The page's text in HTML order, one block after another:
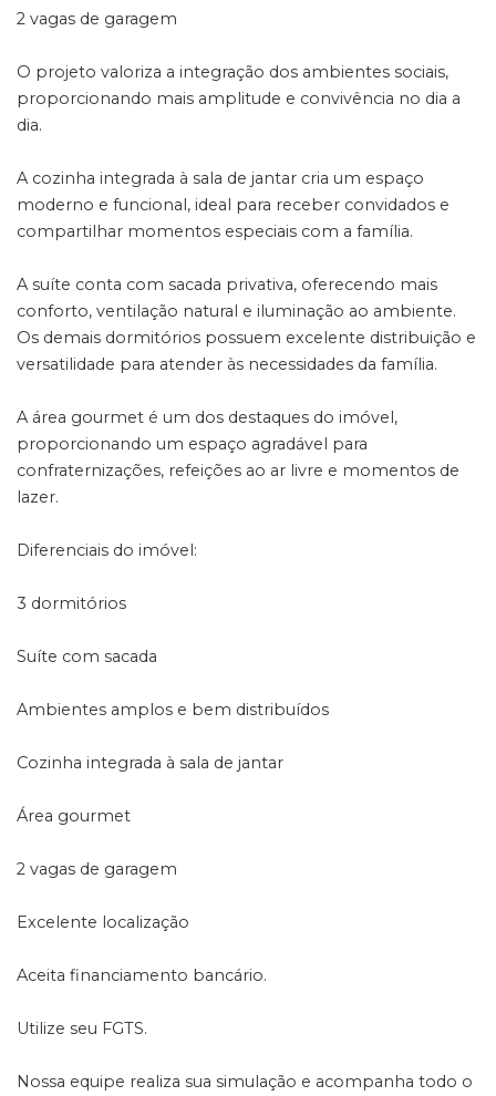
2 vagas de garagem
O projeto valoriza a integração dos ambientes sociais,
proporcionando mais amplitude e convivência no dia a
dia.
A cozinha integrada à sala de jantar cria um espaço
moderno e funcional, ideal para receber convidados e
compartilhar momentos especiais com a família.
A suíte conta com sacada privativa, oferecendo mais
conforto, ventilação natural e iluminação ao ambiente.
Os demais dormitórios possuem excelente distribuição e
versatilidade para atender às necessidades da família.
A área gourmet é um dos destaques do imóvel,
proporcionando um espaço agradável para
confraternizações, refeições ao ar livre e momentos de
lazer.
Diferenciais do imóvel:
3 dormitórios
Suíte com sacada
Ambientes amplos e bem distribuídos
Cozinha integrada à sala de jantar
Área gourmet
2 vagas de garagem
Excelente localização
Aceita financiamento bancário.
Utilize seu FGTS.
Nossa equipe realiza sua simulação e acompanha todo o